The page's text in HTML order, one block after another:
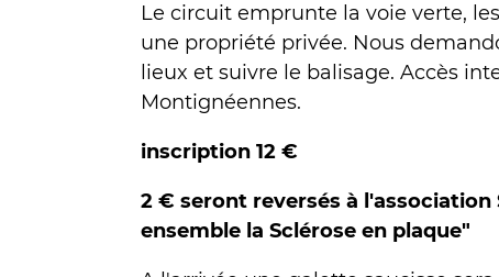
Le circuit emprunte la voie verte,
une propriété privée. Nous
lieux et suivre le balisage. Accès
Montignéennes.
inscription 12 €
2 € seront reversés à l'association
ensemble la Sclérose en plaque"